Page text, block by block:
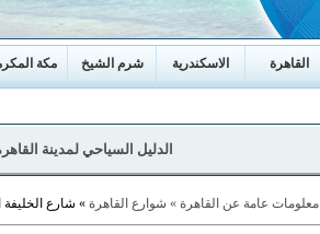
القاهرة الاسكندرية شرم الشيخ مكة
الدليل السياحي لمدينة
معلومات عامة عن القاهرة » شوارع القاهرة » شارع الخليفة